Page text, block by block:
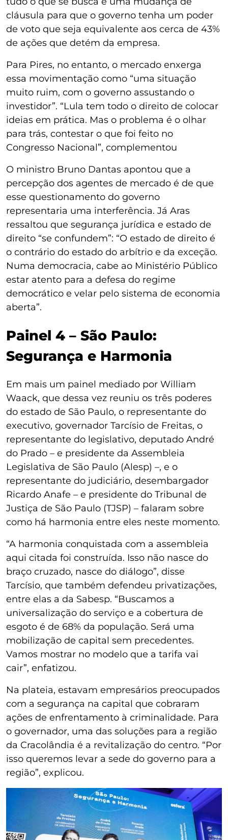
cláusula para que o governo tenha um poder
de voto que seja equivalente aos cerca de 43%
de ações que detém da empresa.
Para Pires, no entanto, o mercado enxerga
essa movimentação como “uma situação
muito ruim, com o governo assustando o
investidor”. “Lula tem todo o direito de colocar
ideias em prática. Mas o problema é o olhar
para trás, contestar o que foi feito no
Congresso Nacional”, complementou
O ministro Bruno Dantas apontou que a
percepção dos agentes de mercado é de que
esse questionamento do governo
representaria uma interferência. Já Aras
ressaltou que segurança jurídica e estado de
direito “se confundem”: “O estado de direito é
o contrário do estado do arbítrio e da exceção.
Numa democracia, cabe ao Ministério Público
estar atento para a defesa do regime
democrático e velar pelo sistema de economia
aberta”.
Painel 4 – São Paulo:
Segurança e Harmonia
Em mais um painel mediado por William
Waack, que dessa vez reuniu os três poderes
do estado de São Paulo, o representante do
executivo, governador Tarcísio de Freitas, o
representante do legislativo, deputado André
do Prado – e presidente da Assembleia
Legislativa de São Paulo (Alesp) –, e o
representante do judiciário, desembargador
Ricardo Anafe – e presidente do Tribunal de
Justiça de São Paulo (TJSP) – falaram sobre
como há harmonia entre eles neste momento.
“A harmonia conquistada com a assembleia
aqui citada foi construída. Isso não nasce do
braço cruzado, nasce do diálogo”, disse
Tarcísio, que também defendeu privatizações,
entre elas a da Sabesp. “Buscamos a
universalização do serviço e a cobertura de
esgoto é de 68% da população. Será uma
mobilização de capital sem precedentes.
Vamos mostrar no modelo que a tarifa vai
cair”, enfatizou.
Na plateia, estavam empresários preocupados
com a segurança na capital que cobraram
ações de enfrentamento à criminalidade. Para
o governador, uma das soluções para a região
da Cracolândia é a revitalização do centro. “Por
isso queremos levar a sede do governo para a
região”, explicou.